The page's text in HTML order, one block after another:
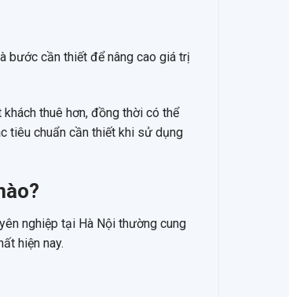
bước cần thiết để nâng cao giá trị
thuê hơn, đồng thời có thể
tiêu chuẩn cần thiết khi sử dụng
nghiệp tại Hà Nội thường cung
hiện nay.